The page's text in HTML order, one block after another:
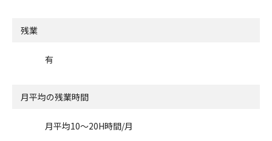
残業
有
月平均の残業時間
月平均10～20H時間/月